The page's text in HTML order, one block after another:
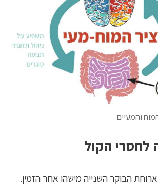
והמעיים
הקול
הבוקר השנייה מישהו אחר הזמין.